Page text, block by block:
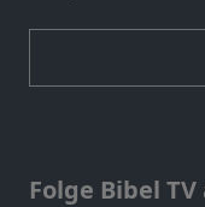
Folge Bibel